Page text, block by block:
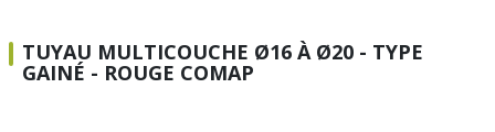
TUYAU MULTICOUCHE Ø16 À Ø20 - TYPE
GAINÉ - ROUGE COMAP